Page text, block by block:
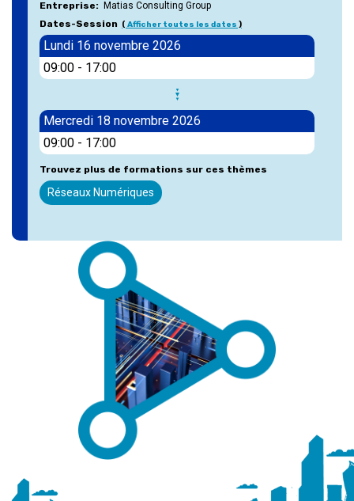
Entreprise
Matias Consulting Group
Dates-Session
Afficher toutes les dates
Lundi 16 novembre 2026
09:00 - 17:00
Mercredi 18 novembre 2026
09:00 - 17:00
Trouvez plus de formations sur ces thèmes
Réseaux Numériques